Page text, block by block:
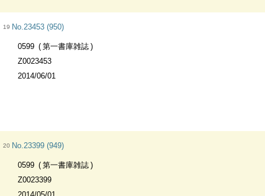
19 No.23453 (950)
0599
第一書庫雑誌
Z0023453
2014/06/01
20 No.23399 (949)
0599
第一書庫雑誌
Z0023399